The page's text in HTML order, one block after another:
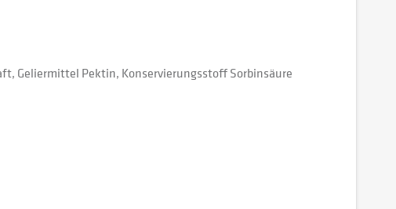
Geliermittel Pektin, Konservierungsstoff Sorbinsäure